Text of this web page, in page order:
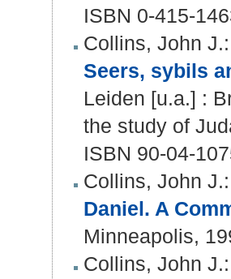
ISBN 0-415-
Collins, John J.:
Seers, sybils
Leiden [u.a.] :
the study of
ISBN 90-04-
Collins, John J.:
Daniel. A
Minneapolis,
Collins, John J.: